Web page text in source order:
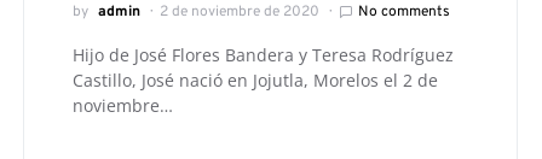
by admin 2 de noviembre de 2020 No comments
Hijo de José Flores Bandera y Teresa Rodríguez
Castillo, José nació en Jojutla, Morelos el 2 de
noviembre…